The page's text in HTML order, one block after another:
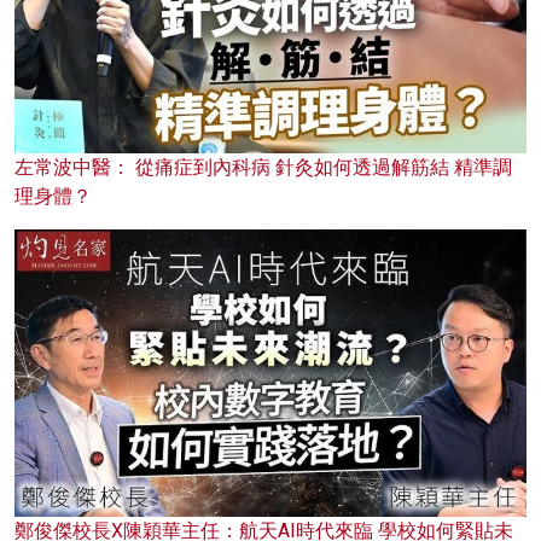
左常波中醫： 從痛症到內科病 針灸如何透過解筋結 精準調
理身體？
鄭俊傑校長X陳穎華主任：航天AI時代來臨 學校如何緊貼未